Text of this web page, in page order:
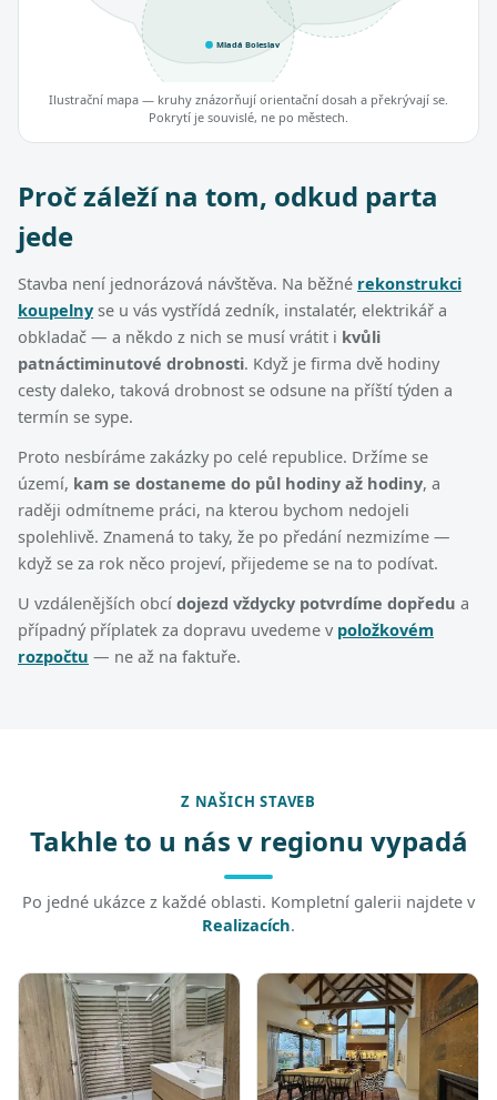
Mladá Boleslav
Ilustrační mapa — kruhy znázorňují orientační dosah a překrývají se.
Pokrytí je souvislé, ne po městech.
Proč záleží na tom, odkud parta
jede
Stavba není jednorázová návštěva. Na běžné rekonstrukci
koupelny se u vás vystřídá zedník, instalatér, elektrikář a
obkladač — a někdo z nich se musí vrátit i kvůli
patnáctiminutové drobnosti. Když je firma dvě hodiny
cesty daleko, taková drobnost se odsune na příští týden a
termín se sype.
Proto nesbíráme zakázky po celé republice. Držíme se
území, kam se dostaneme do půl hodiny až hodiny, a
raději odmítneme práci, na kterou bychom nedojeli
spolehlivě. Znamená to taky, že po předání nezmizíme —
když se za rok něco projeví, přijedeme se na to podívat.
U vzdálenějších obcí dojezd vždycky potvrdíme dopředu a
případný příplatek za dopravu uvedeme v položkovém
rozpočtu — ne až na faktuře.
Z NAŠICH STAVEB
Takhle to u nás v regionu vypadá
Po jedné ukázce z každé oblasti. Kompletní galerii najdete v
Realizacích.